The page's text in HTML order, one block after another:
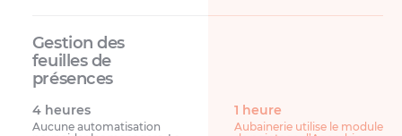
4 heures
Aucune automatisation
1 heure
Aubainerie utilise le module